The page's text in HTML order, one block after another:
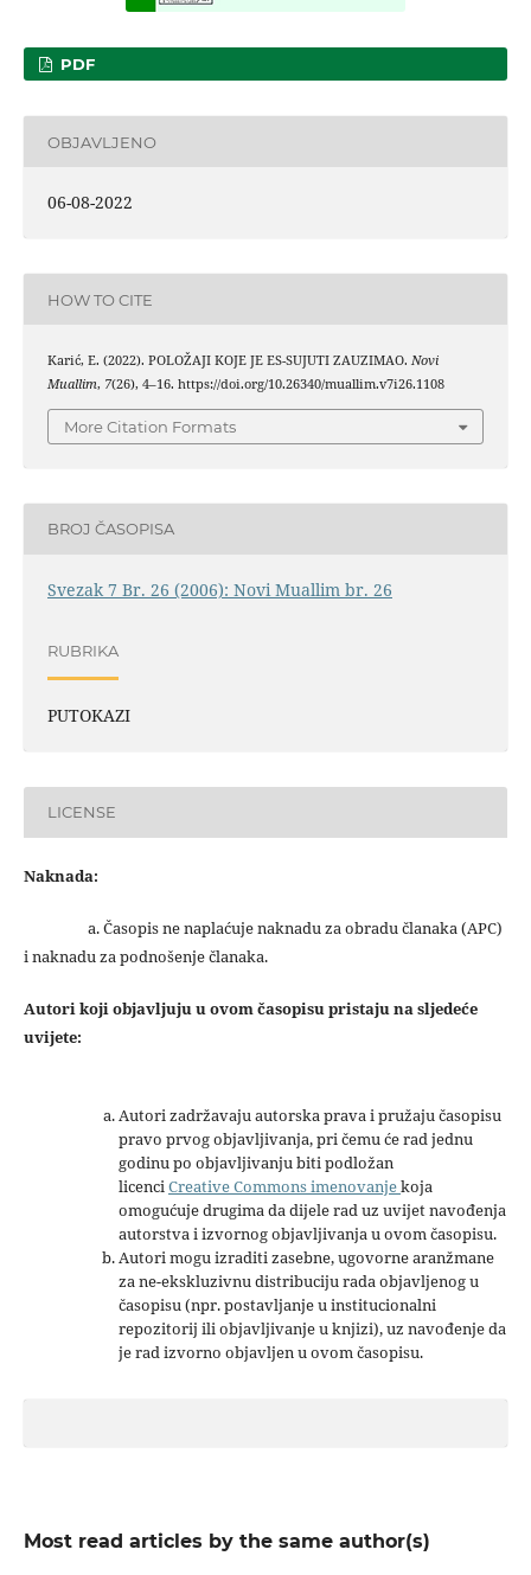
PDF
OBJAVLJENO
06-08-2022
HOW TO CITE
Karić, E. (2022). POLOŽAJI KOJE JE ES-SUJUTI ZAUZIMAO. Novi
Muallim, 7(26), 4–16. https://doi.org/10.26340/muallim.v7i26.1108
More Citation Formats
BROJ ČASOPISA
Svezak 7 Br. 26 (2006): Novi Muallim br. 26
RUBRIKA
PUTOKAZI
LICENSE
Naknada:
a. Časopis ne naplaćuje naknadu za obradu članaka (APC)
i naknadu za podnošenje članaka.
Autori koji objavljuju u ovom časopisu pristaju na sljedeće
uvijete:
Autori zadržavaju autorska prava i pružaju časopisu
pravo prvog objavljivanja, pri čemu će rad jednu
godinu po objavljivanju biti podložan
licenciCreative Commons imenovanjekoja
omogućuje drugima da dijele rad uz uvijet navođenja
autorstva i izvornog objavljivanja u ovom časopisu.
Autori mogu izraditi zasebne, ugovorne aranžmane
za ne-ekskluzivnu distribuciju rada objavljenog u
časopisu (npr. postavljanje u institucionalni
repozitorij ili objavljivanje u knjizi), uz navođenje da
je rad izvorno objavljen u ovom časopisu.
Most read articles by the same author(s)